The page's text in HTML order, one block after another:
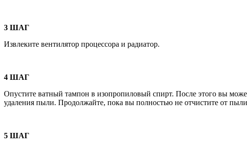
3 ШАГ
Извлеките вентилятор процессора и радиатор.
4 ШАГ
Опустите ватный тампон в изопропиловый спирт. После этого вы
удаления пыли. Продолжайте, пока вы полностью не отчистите от
5 ШАГ